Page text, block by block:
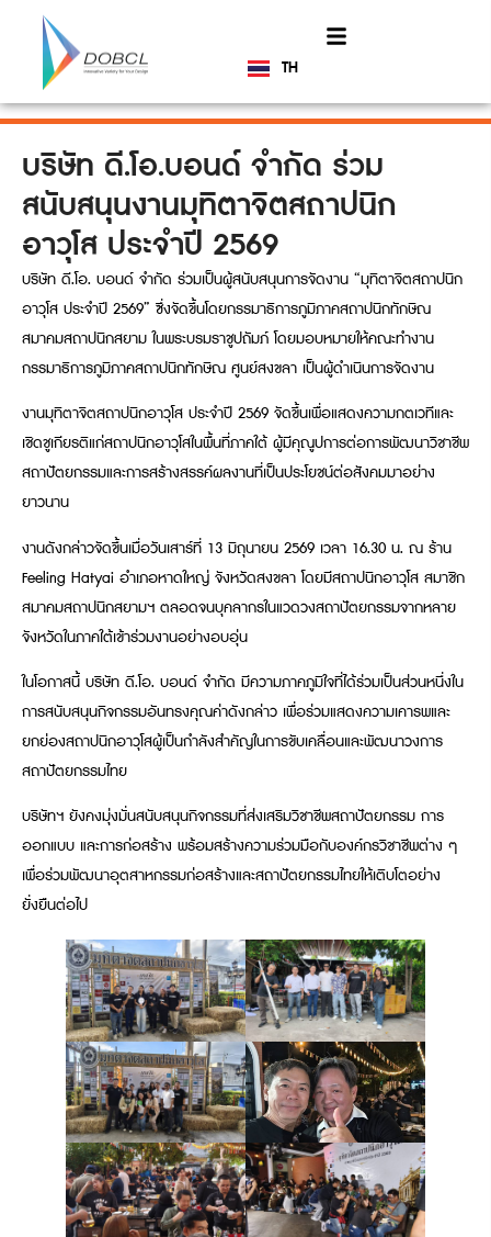
TH
EN
บริษัท ดี.โอ.บอนด์ จำกัด ร่วม
สนับสนุนงานมุทิตาจิตสถาปนิก
อาวุโส ประจำปี 2569
บริษัท ดี.โอ. บอนด์ จำกัด ร่วมเป็นผู้สนับสนุนการจัดงาน “มุทิตาจิตสถาปนิก
อาวุโส ประจำปี 2569” ซึ่งจัดขึ้นโดยกรรมาธิการภูมิภาคสถาปนิกทักษิณ
สมาคมสถาปนิกสยาม ในพระบรมราชูปถัมภ์ โดยมอบหมายให้คณะทำงาน
กรรมาธิการภูมิภาคสถาปนิกทักษิณ ศูนย์สงขลา เป็นผู้ดำเนินการจัดงาน
งานมุทิตาจิตสถาปนิกอาวุโส ประจำปี 2569 จัดขึ้นเพื่อแสดงความกตเวทีและ
เชิดชูเกียรติแก่สถาปนิกอาวุโสในพื้นที่ภาคใต้ ผู้มีคุณูปการต่อการพัฒนาวิชาชีพ
สถาปัตยกรรมและการสร้างสรรค์ผลงานที่เป็นประโยชน์ต่อสังคมมาอย่าง
ยาวนาน
งานดังกล่าวจัดขึ้นเมื่อวันเสาร์ที่ 13 มิถุนายน 2569 เวลา 16.30 น. ณ ร้าน
Feeling Hatyai อำเภอหาดใหญ่ จังหวัดสงขลา โดยมีสถาปนิกอาวุโส สมาชิก
สมาคมสถาปนิกสยามฯ ตลอดจนบุคลากรในแวดวงสถาปัตยกรรมจากหลาย
จังหวัดในภาคใต้เข้าร่วมงานอย่างอบอุ่น
ในโอกาสนี้ บริษัท ดี.โอ. บอนด์ จำกัด มีความภาคภูมิใจที่ได้ร่วมเป็นส่วนหนึ่งใน
การสนับสนุนกิจกรรมอันทรงคุณค่าดังกล่าว เพื่อร่วมแสดงความเคารพและ
ยกย่องสถาปนิกอาวุโสผู้เป็นกำลังสำคัญในการขับเคลื่อนและพัฒนาวงการ
สถาปัตยกรรมไทย
บริษัทฯ ยังคงมุ่งมั่นสนับสนุนกิจกรรมที่ส่งเสริมวิชาชีพสถาปัตยกรรม การ
ออกแบบ และการก่อสร้าง พร้อมสร้างความร่วมมือกับองค์กรวิชาชีพต่าง ๆ
เพื่อร่วมพัฒนาอุตสาหกรรมก่อสร้างและสถาปัตยกรรมไทยให้เติบโตอย่าง
ยั่งยืนต่อไป